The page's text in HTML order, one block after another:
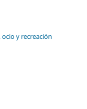
y recreación